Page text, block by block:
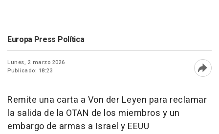
Europa Press Política
Lunes, 2 marzo 2026
Publicado: 18:23
Remite una carta a Von der Leyen para reclamar
la salida de la OTAN de los miembros y un
embargo de armas a Israel y EEUU